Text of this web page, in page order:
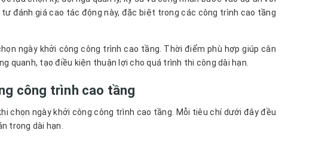
đánh giá cao tác động này, đặc biệt trong các công trình cao tầng
ngày khởi công công trình cao tầng. Thời điểm phù hợp giúp cân
quanh, tạo điều kiện thuận lợi cho quá trình thi công dài hạn.
công trình cao tầng
chọn ngày khởi công công trình cao tầng. Mỗi tiêu chí dưới đây đều
trong dài hạn.